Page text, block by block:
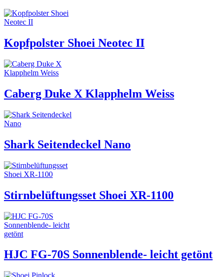
Kopfpolster Shoei Neotec II
Caberg Duke X Klapphelm Weiss
Shark Seitendeckel Nano
Stirnbelüftungsset Shoei XR-1100
HJC FG-70S Sonnenblende- leicht getönt